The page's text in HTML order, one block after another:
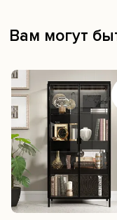
Вам могут